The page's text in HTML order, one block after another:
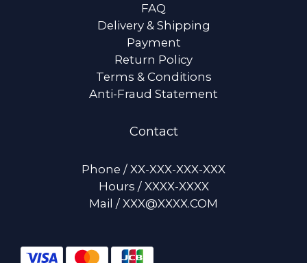
FAQ
Delivery & Shipping
Payment
Return Policy
Terms & Conditions
Anti-Fraud Statement
Contact
Phone / XX-XXX-XXX-XXX
Hours / XXXX-XXXX
Mail / XXX@XXXX.COM